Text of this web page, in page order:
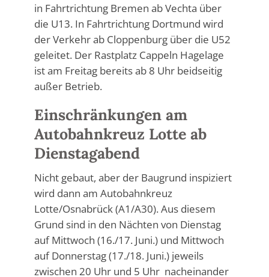
in Fahrtrichtung Bremen ab Vechta über
die U13. In Fahrtrichtung Dortmund wird
der Verkehr ab Cloppenburg über die U52
geleitet. Der Rastplatz Cappeln Hagelage
ist am Freitag bereits ab 8 Uhr beidseitig
außer Betrieb.
Einschränkungen am
Autobahnkreuz Lotte ab
Dienstagabend
Nicht gebaut, aber der Baugrund inspiziert
wird dann am Autobahnkreuz
Lotte/Osnabrück (A1/A30). Aus diesem
Grund sind in den Nächten von Dienstag
auf Mittwoch (16./17. Juni.) und Mittwoch
auf Donnerstag (17./18. Juni.) jeweils
zwischen 20 Uhr und 5 Uhr nacheinander